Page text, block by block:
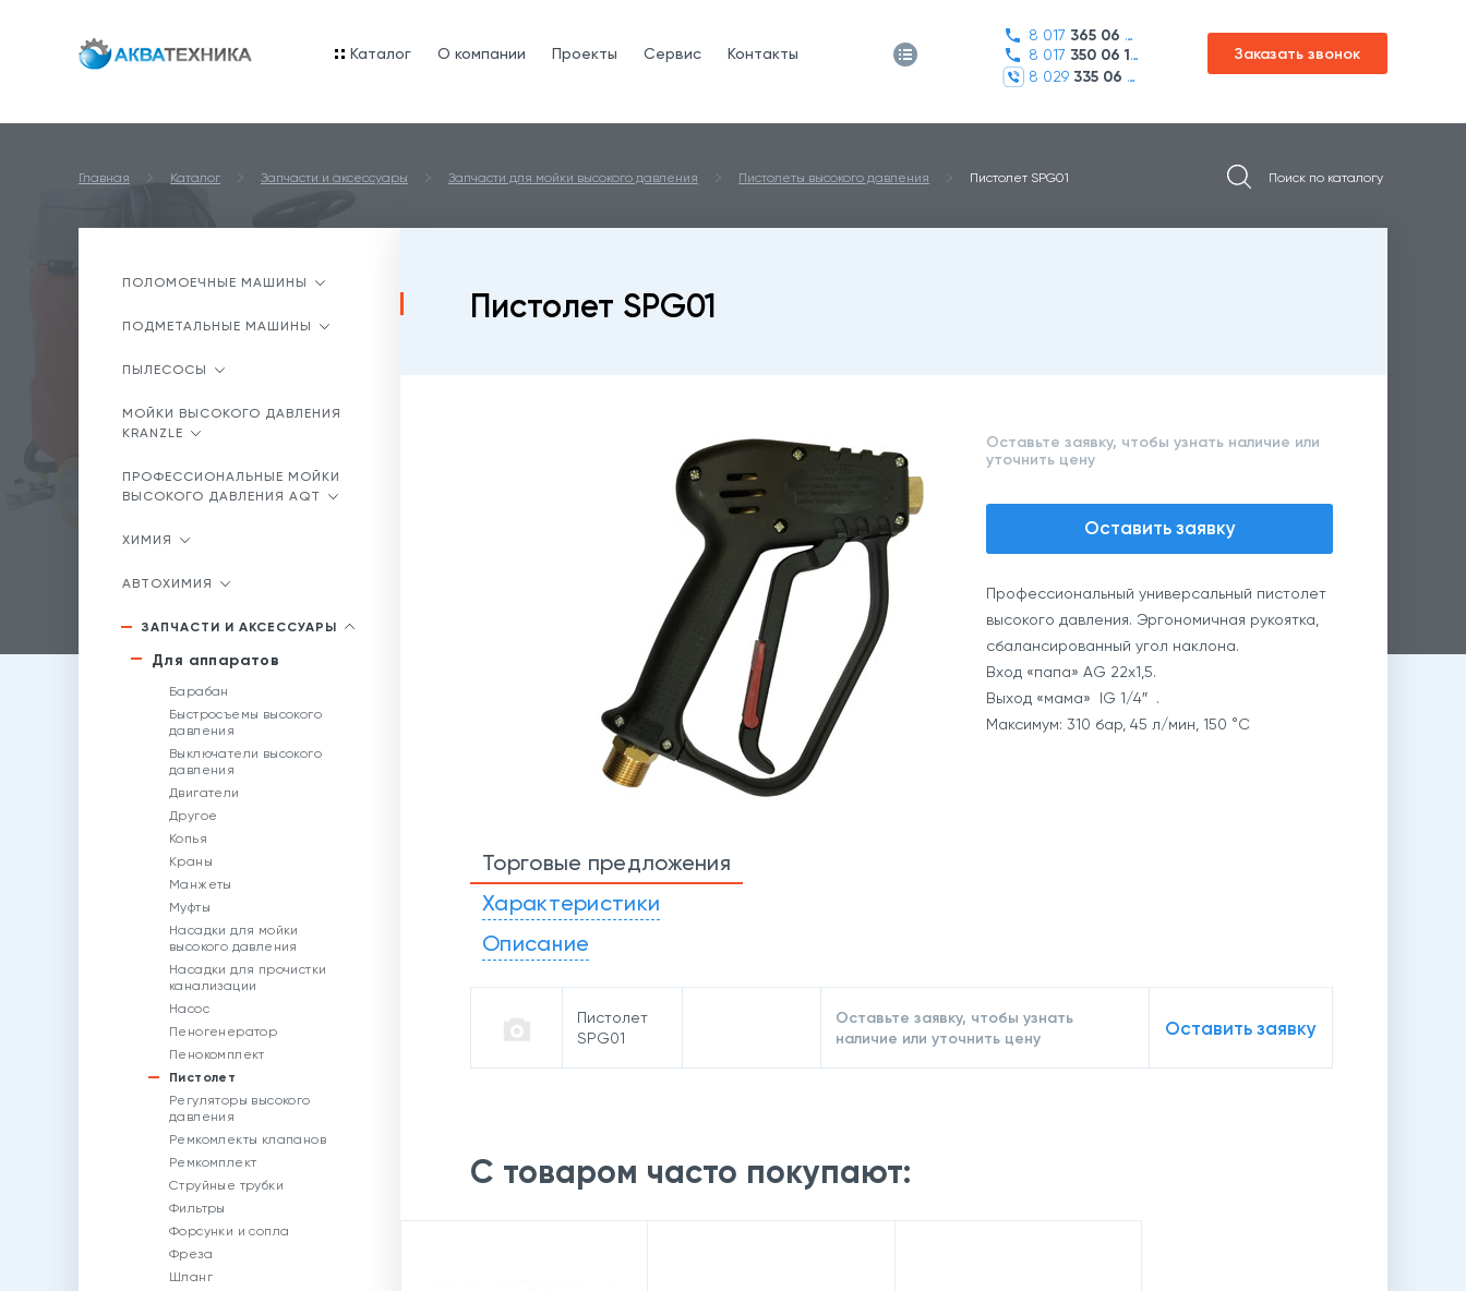
Каталог O компании Проекты Сервис Контакты
8 017 365 06 45
8 017 350 06 16
8 029 335 06 01
Заказать звонок
Главная Каталог Запчасти и аксессуары Запчасти для мойки высокого давления Пистолеты высокого давления Пистолет SPG01
ПОЛОМОЕЧНЫЕ МАШИНЫ
ПОДМЕТАЛЬНЫЕ МАШИНЫ
ПЫЛЕСОСЫ
МОЙКИ ВЫСОКОГО ДАВЛЕНИЯ
KRANZLE
ПРОФЕССИОНАЛЬНЫЕ МОЙКИ
ВЫСОКОГО ДАВЛЕНИЯ AQT
ХИМИЯ
АВТОХИМИЯ
ЗАПЧАСТИ И АКСЕССУАРЫ
Для аппаратов
Барабан
Быстросъемы высокого
давления
Выключатели высокого
давления
Двигатели
Другое
Копья
Краны
Манжеты
Муфты
Насадки для мойки
высокого давления
Насадки для прочистки
канализации
Насос
Пеногенератор
Пенокомплект
Пистолет
Регуляторы высокого
давления
Ремкомлекты клапанов
Ремкомплект
Струйные трубки
Фильтры
Форсунки и сопла
Фреза
Шланг
Пистолет SPG01
Оставьте заявку, чтобы узнать наличие или
уточнить цену
Оставить заявку
Профессиональный универсальный пистолет
высокого давления. Эргономичная рукоятка,
сбалансированный угол наклона.
Вход «папа» AG 22х1,5.
Выход «мама» IG 1/4″ .
Максимум: 310 бар, 45 л/мин, 150 °C
Торговые предложения
Характеристики
Описание
Пистолет
SPG01
Оставьте заявку, чтобы узнать
наличие или уточнить цену
Оставить заявку
С товаром часто покупают: